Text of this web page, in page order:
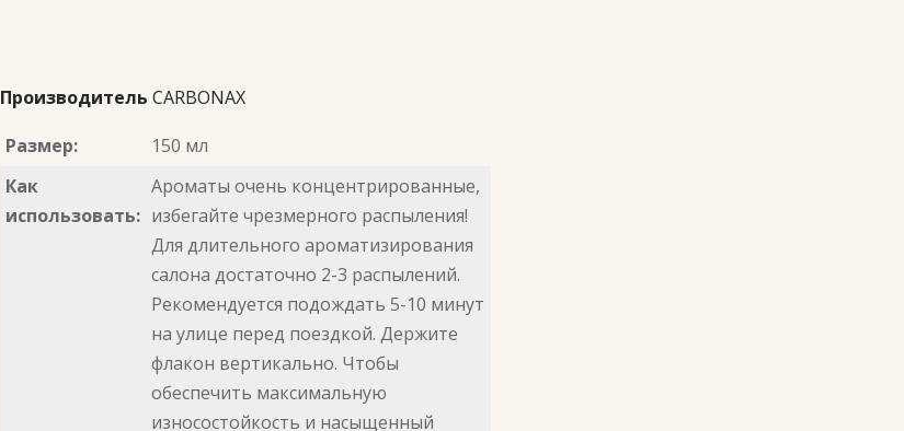
Производитель CARBONAX
Размер:
150 мл
Как
использовать:
Ароматы очень концентрированные,
избегайте чрезмерного распыления!
Для длительного ароматизирования
салона достаточно 2-3 распылений.
Рекомендуется подождать 5-10 минут
на улице перед поездкой. Держите
флакон вертикально. Чтобы
обеспечить максимальную
износостойкость и насыщенный